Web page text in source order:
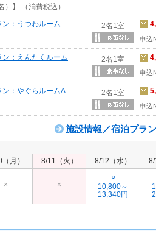
）】 （消費税込）
ン：うつわルーム 2名1室
申込
ン：えんたくルーム 2名1室
申込
ン：やぐらルームA 2名1室
申込
施設情報／宿泊プラ
月） 8/11（火） 8/12（水） 8/
× ×
○
10,800～
13,340円